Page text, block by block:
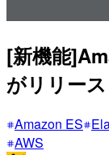
[新機能
がリリー
Amazon ES
AWS